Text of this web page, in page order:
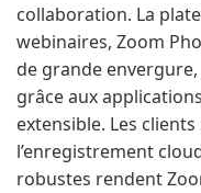
collaboration. La
webinaires, Zoom
de grande
grâce aux
extensible. Les
l’enregistrement
robustes rendent